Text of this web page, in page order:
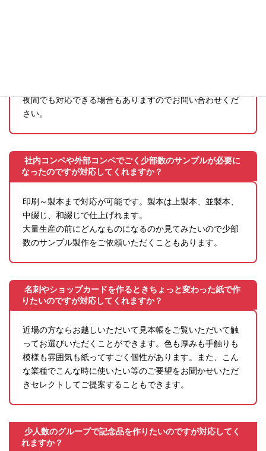
夜間でも対応できる場合もありますのでお問い合わせくだ
さい。
社内コンペや外部コンペでごく少部数のサンプルが必要に
なったのですが対応してくれますか？
印刷～製本まで対応が可能です。製本は上製本、並製本、
中綴じ、和綴じで仕上げれます。
大量生産の前にどんなものになるのか見てみたいので少部
数のサンプル製作をご依頼いただくこともあります。
名刺やショップカードを作るときちょっと変わった紙で作
りたいのですが対応してくれますか？
近場の方ならお越しいただいて見本帳をご覧いただいて触
ってお選びいただくことができます。色も厚みも手触りも
模様も雰囲気も紙ってすごく個性があります。また、こん
な業種でこんな時に使いたい等のご要望をお聞かせいただ
きセレクトしてご提案することもできます。
少人数のグループで記念品を作りたいのですが対応してく
れますか？